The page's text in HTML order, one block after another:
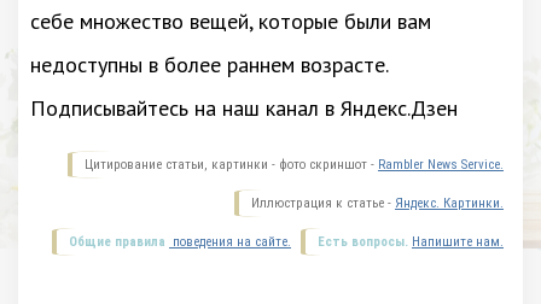
себе множество вещей, которые были вам
недоступны в более раннем возрасте.
Подписывайтесь на наш канал в Яндекс.Дзен
Цитирование статьи, картинки - фото скриншот - Rambler News Service.
Иллюстрация к статье - Яндекс. Картинки.
Есть вопросы. Напишите нам.
Общие правила поведения на сайте.